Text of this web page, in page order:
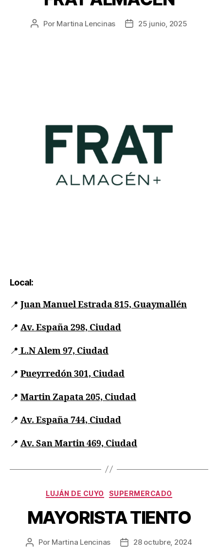
Por Martina Lencinas 25 junio, 2025
Local:
📍 Juan Manuel Estrada 815, Guaymallén
📍 Av. España 298, Ciudad
📍 L.N Alem 97, Ciudad
📍 Pueyrredón 301, Ciudad
📍 Martin Zapata 205, Ciudad
📍 Av. España 744, Ciudad
📍 Av. San Martin 469, Ciudad
LUJÁN DE CUYO SUPERMERCADO
MAYORISTA TIENTO
Por Martina Lencinas 28 octubre, 2024